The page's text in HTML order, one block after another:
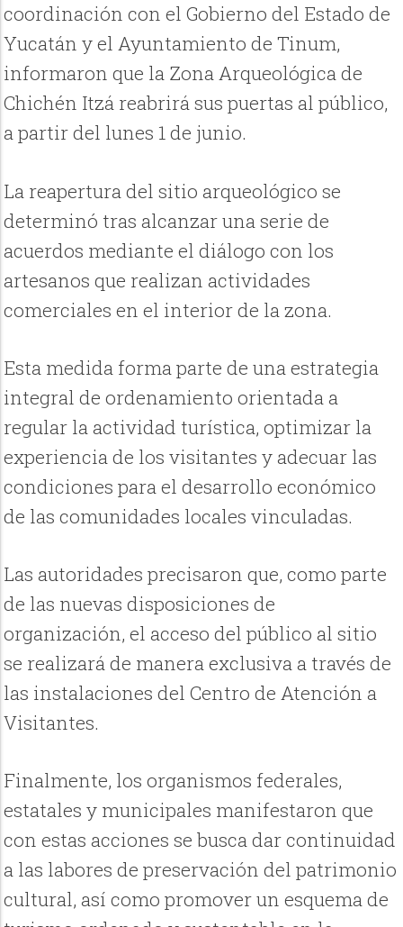
coordinación con el Gobierno del Estado de
Yucatán y el Ayuntamiento de Tinum,
informaron que la Zona Arqueológica de
Chichén Itzá reabrirá sus puertas al público,
a partir del lunes 1 de junio.
La reapertura del sitio arqueológico se
determinó tras alcanzar una serie de
acuerdos mediante el diálogo con los
artesanos que realizan actividades
comerciales en el interior de la zona.
Esta medida forma parte de una estrategia
integral de ordenamiento orientada a
regular la actividad turística, optimizar la
experiencia de los visitantes y adecuar las
condiciones para el desarrollo económico
de las comunidades locales vinculadas.
Las autoridades precisaron que, como parte
de las nuevas disposiciones de
organización, el acceso del público al sitio
se realizará de manera exclusiva a través de
las instalaciones del Centro de Atención a
Visitantes.
Finalmente, los organismos federales,
estatales y municipales manifestaron que
con estas acciones se busca dar continuidad
a las labores de preservación del patrimonio
cultural, así como promover un esquema de